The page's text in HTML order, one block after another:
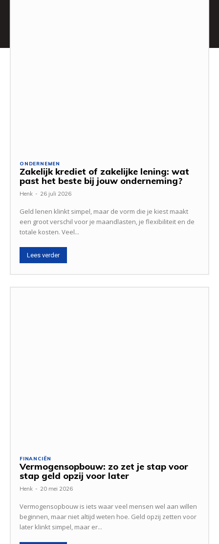
ONDERNEMEN
Zakelijk krediet of zakelijke lening: wat
past het beste bij jouw onderneming?
Henk - 26 juli 2026
Geld lenen klinkt simpel, maar de vorm die je kiest maakt
een groot verschil voor je maandlasten, je flexibiliteit en de
totale kosten. Veel...
Lees verder
FINANCIËN
Vermogensopbouw: zo zet je stap voor
stap geld opzij voor later
Henk - 20 mei 2026
Vermogensopbouw is iets waar veel mensen wel aan willen
beginnen, maar niet altijd weten hoe. Geld opzij zetten voor
later klinkt simpel, maar er...